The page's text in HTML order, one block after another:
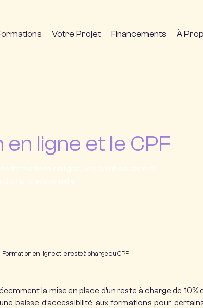
Votre Projet Financements À
ligne et le CPF
formations en ligne, une solution encore
professionnelle
Formation en ligne et le reste à charge du CPF
la mise en place d’un reste à charge de
baisse d’accessibilité aux formations pour